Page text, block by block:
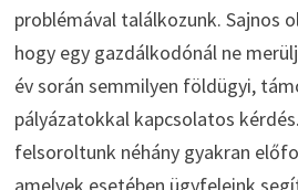
problémával találkozunk. Sajnos
hogy egy gazdálkodónál ne
év során semmilyen földügyi,
pályázatokkal kapcsolatos
felsoroltunk néhány gyakran
amelyek esetében ügyfeleink